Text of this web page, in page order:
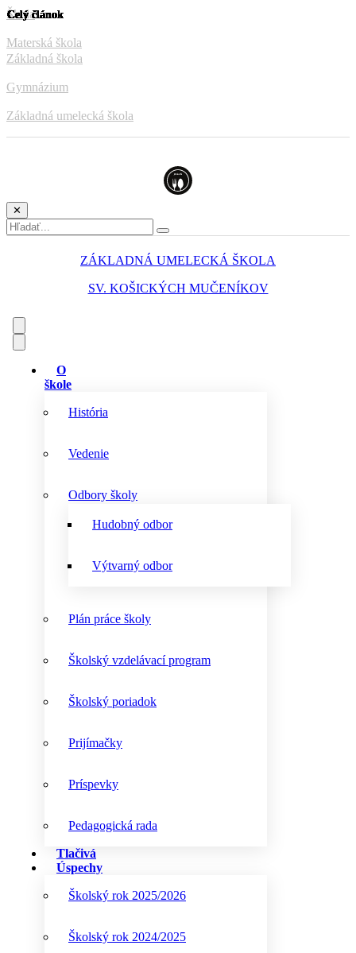
Škola
Materská škola
Základná škola
Gymnázium
Základná umelecká škola
✕
ZÁKLADNÁ UMELECKÁ ŠKOLA
SV. KOŠICKÝCH MUČENÍKOV
O
škole
História
Vedenie
Odbory školy
Hudobný odbor
Výtvarný odbor
Plán práce školy
Školský vzdelávací program
Školský poriadok
Prijímačky
Príspevky
Pedagogická rada
Tlačivá
Úspechy
Školský rok 2025/2026
Školský rok 2024/2025